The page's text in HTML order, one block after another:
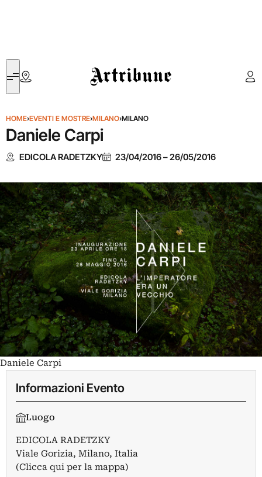
Artribune
HOME›EVENTI E MOSTRE›MILANO›MILANO
Daniele Carpi
EDICOLA RADETZKY 23/04/2016–26/05/2016
Daniele Carpi
Informazioni Evento
Luogo
EDICOLA RADETZKY
Viale Gorizia, Milano, Italia
(Clicca qui per la mappa)